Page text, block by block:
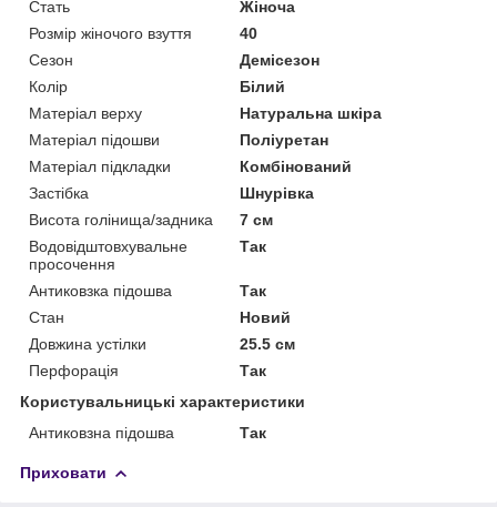
Стать
Жіноча
Розмір жіночого взуття
40
Сезон
Демісезон
Колір
Білий
Матеріал верху
Натуральна шкіра
Матеріал підошви
Поліуретан
Матеріал підкладки
Комбінований
Застібка
Шнурівка
Висота голінища/задника
7 см
Водовідштовхувальне
просочення
Так
Антиковзка підошва
Так
Стан
Новий
Довжина устілки
25.5 см
Перфорація
Так
Користувальницькі характеристики
Антиковзна підошва
Так
Приховати